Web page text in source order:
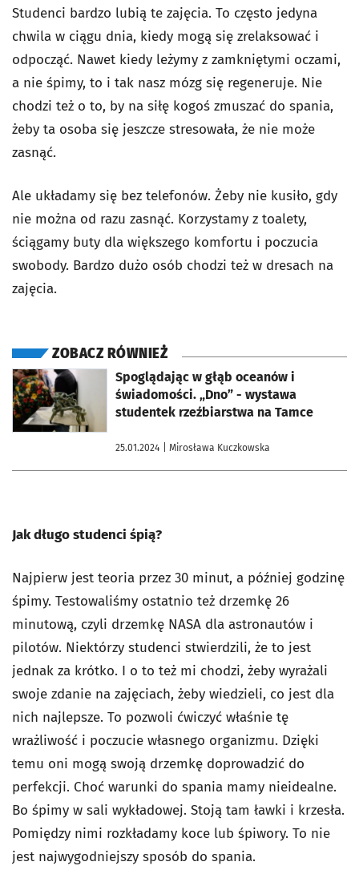
Studenci bardzo lubią te zajęcia. To często jedyna
chwila w ciągu dnia, kiedy mogą się zrelaksować i
odpocząć. Nawet kiedy leżymy z zamkniętymi oczami,
a nie śpimy, to i tak nasz mózg się regeneruje. Nie
chodzi też o to, by na siłę kogoś zmuszać do spania,
żeby ta osoba się jeszcze stresowała, że nie może
zasnąć.
Ale układamy się bez telefonów. Żeby nie kusiło, gdy
nie można od razu zasnąć. Korzystamy z toalety,
ściągamy buty dla większego komfortu i poczucia
swobody. Bardzo dużo osób chodzi też w dresach na
zajęcia.
ZOBACZ RÓWNIEŻ
Spoglądając w głąb oceanów i
świadomości. „Dno” - wystawa
studentek rzeźbiarstwa na Tamce
25.01.2024 | Mirosława Kuczkowska
otworzy się w nowej karcie
Jak długo studenci śpią?
Najpierw jest teoria przez 30 minut, a później godzinę
śpimy. Testowaliśmy ostatnio też drzemkę 26
minutową, czyli drzemkę NASA dla astronautów i
pilotów. Niektórzy studenci stwierdzili, że to jest
jednak za krótko. I o to też mi chodzi, żeby wyrażali
swoje zdanie na zajęciach, żeby wiedzieli, co jest dla
nich najlepsze. To pozwoli ćwiczyć właśnie tę
wrażliwość i poczucie własnego organizmu. Dzięki
temu oni mogą swoją drzemkę doprowadzić do
perfekcji. Choć warunki do spania mamy nieidealne.
Bo śpimy w sali wykładowej. Stoją tam ławki i krzesła.
Pomiędzy nimi rozkładamy koce lub śpiwory. To nie
jest najwygodniejszy sposób do spania.